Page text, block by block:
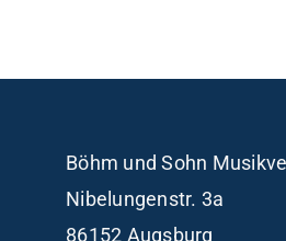
Böhm und Sohn
Nibelungenstr. 3a
86152 Augsburg